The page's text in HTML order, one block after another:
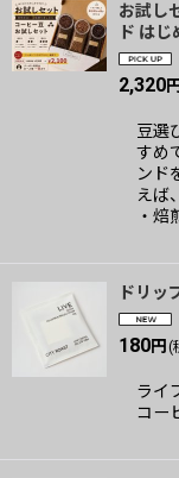
お試し
ド は
2,320円
豆選
すめ
ンド
えば
・焙
ドリ
180円 (
ライ
コー